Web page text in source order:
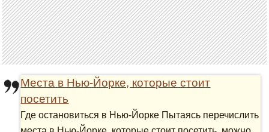
Места в Нью-Йорке, которые стоит
посетить
Где остановиться в Нью-Йорке Пытаясь перечислить